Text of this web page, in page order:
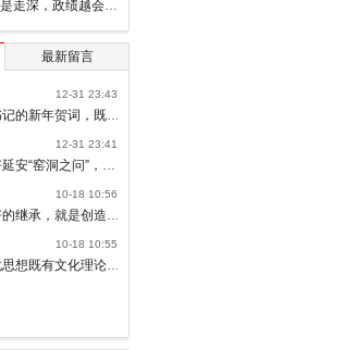
最新留言
12-31 23:43
习近平总书记的新年贺词，既充满温度，又饱含深情，太催人奋进了。
12-31 23:41
继续回答好延安“窑洞之问”，书写无愧于人民的时代答卷。
10-18 10:56
对历史最好的继承，就是创造新的历史；对人类文明最大的礼敬，就是创造人类文明新形态。
10-18 10:55
习近平文化思想既有文化理论观点上的创新和突破，又有文化工作布局上的部署要求，标志着我们党对中国特色社会主义文化建设规律的认识达到了新高度，表明我们党的历史自信、文化自信达到了新高度。